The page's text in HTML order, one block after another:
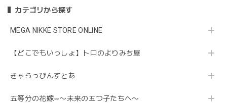
カテゴリから探す
MEGA NIKKE STORE ONLINE
【どこでもいっしょ】トロのよりみち屋
きゃらっぴんすとあ
五等分の花嫁∽〜未来の五つ子たちへ〜